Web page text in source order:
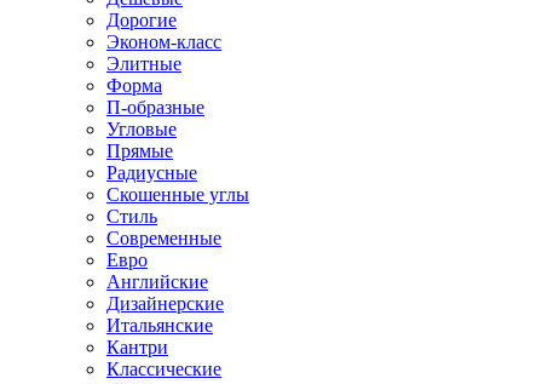
Дорогие
Эконом-класс
Элитные
Форма
П-образные
Угловые
Прямые
Радиусные
Скошенные углы
Стиль
Современные
Евро
Английские
Дизайнерские
Итальянские
Кантри
Классические